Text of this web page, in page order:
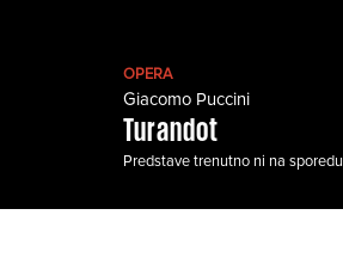
OPERA
Giacomo Puccini
Turandot
Predstave trenutno ni na sporedu